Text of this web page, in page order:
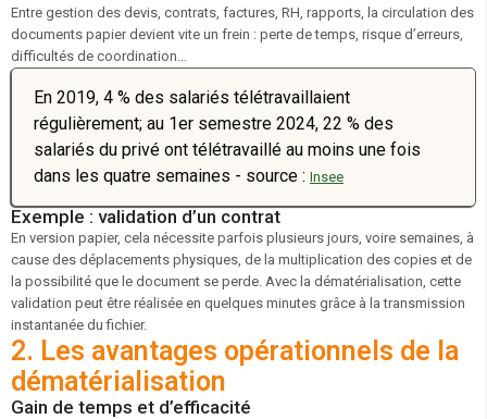
Entre gestion des devis, contrats, factures, RH, rapports, la circulation des
documents papier devient vite un frein : perte de temps, risque d’erreurs,
difficultés de coordination…
En 2019, 4 % des salariés télétravaillaient
régulièrement; au 1er semestre 2024, 22 % des
salariés du privé ont télétravaillé au moins une fois
dans les quatre semaines - source : Insee
Exemple : validation d’un contrat
En version papier, cela nécessite parfois plusieurs jours, voire semaines, à
cause des déplacements physiques, de la multiplication des copies et de
la possibilité que le document se perde. Avec la dématérialisation, cette
validation peut être réalisée en quelques minutes grâce à la transmission
instantanée du fichier.
2. Les avantages opérationnels de la
dématérialisation
Gain de temps et d’efficacité